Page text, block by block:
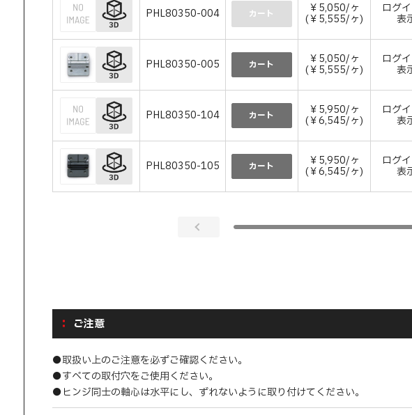
PHL80350-004 カート ￥5,050/ヶ
(￥5,555/ヶ)
ログ
表
PHL80350-005 カート ￥5,050/ヶ
(￥5,555/ヶ)
ログ
表
PHL80350-104 カート ￥5,950/ヶ
(￥6,545/ヶ)
ログ
表
PHL80350-105 カート ￥5,950/ヶ
(￥6,545/ヶ)
ログ
表
ご注意
●取扱い上のご注意を必ずご確認ください。
●すべての取付穴をご使用ください。
●ヒンジ同士の軸心は水平にし、ずれないように取り付けてください。